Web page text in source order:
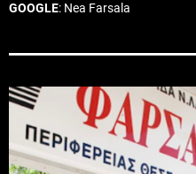
GOOGLE: Nea Farsala